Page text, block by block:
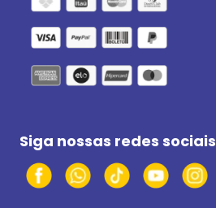
Siga nossas redes sociais